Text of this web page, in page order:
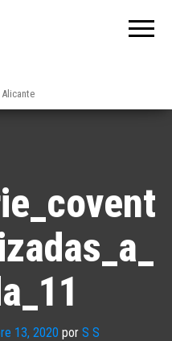
13, 2020 por S S